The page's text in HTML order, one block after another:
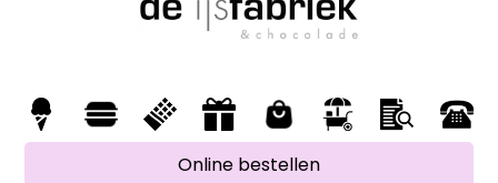
Online bestellen